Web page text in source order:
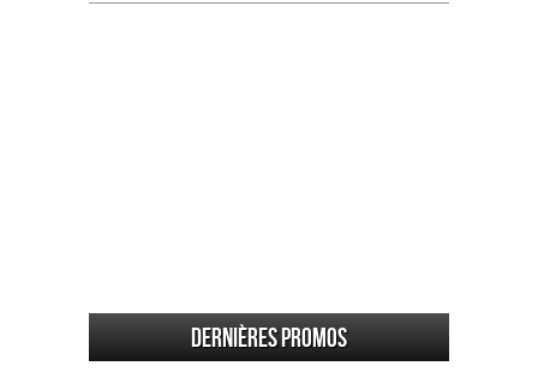
Dernières promos